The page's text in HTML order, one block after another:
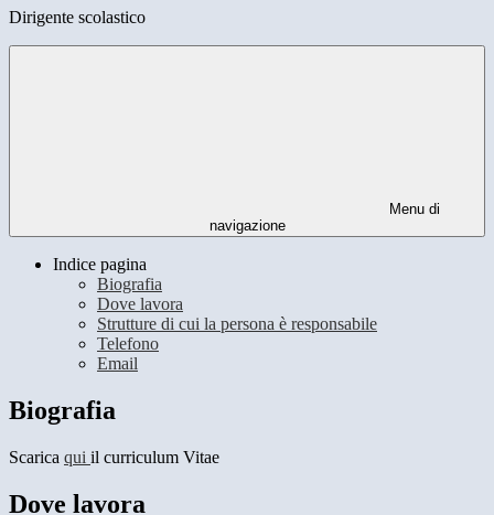
Dirigente scolastico
Menu di
navigazione
Indice pagina
Biografia
Dove lavora
Strutture di cui la persona è responsabile
Telefono
Email
Biografia
Scarica qui il curriculum Vitae
Dove lavora